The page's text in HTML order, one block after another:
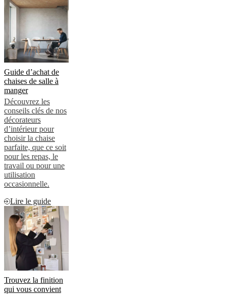
Guide d’achat de
chaises de salle à
manger
Découvrez les
conseils clés de nos
décorateurs
d’intérieur pour
choisir la chaise
parfaite, que ce soit
pour les repas, le
travail ou pour une
utilisation
occasionnelle.
Lire le guide
Trouvez la finition
qui vous convient